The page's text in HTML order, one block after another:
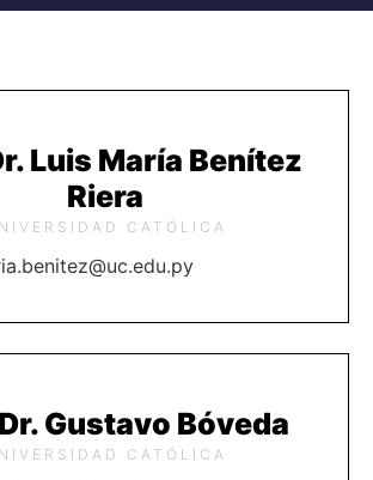
Luis María Benítez
Riera
CATÓLICA
Gustavo Bóveda
CATÓLICA